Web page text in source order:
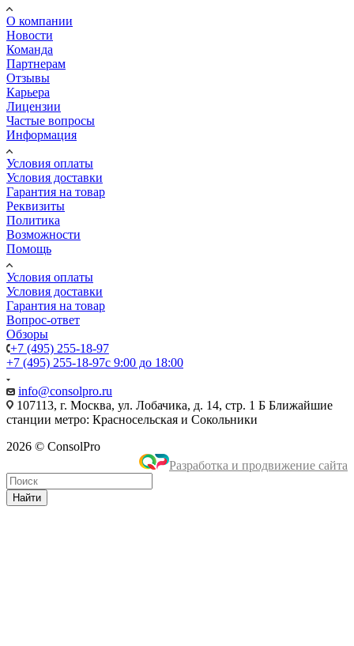
О компании
Новости
Команда
Партнерам
Отзывы
Карьера
Лицензии
Частые вопросы
Информация
Условия оплаты
Условия доставки
Гарантия на товар
Реквизиты
Политика
Возможности
Помощь
Условия оплаты
Условия доставки
Гарантия на товар
Вопрос-ответ
Обзоры
+7 (495) 255-18-97
+7 (495) 255-18-97с 9:00 до 18:00
info@consolpro.ru
107113, г. Москва, ул. Лобачика, д. 14, стр. 1 Б Ближайшие
станции метро: Красносельская и Сокольники
2026 © ConsolPro
Разработка и продвижение сайта
Найти